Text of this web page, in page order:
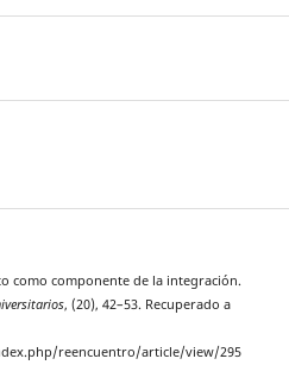
como componente de la integración.
, (20), 42–53. Recuperado a
reencuentro/article/view/295